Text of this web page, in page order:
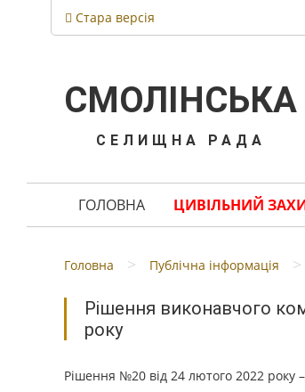
Стара версія
СМОЛІНСЬКА
СЕЛИЩНА РАДА
ГОЛОВНА ЦИВІЛЬНИЙ
Головна > Публічна інформація >
Рішення виконавчого
року
Рішення №20 від 24 лютого 2022 року